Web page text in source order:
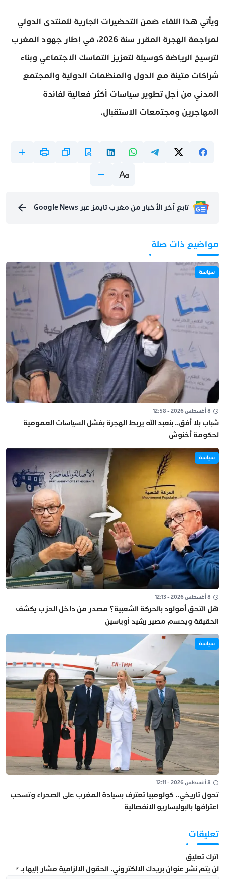
ويأتي هذا اللقاء ضمن التحضيرات الجارية للمنتدى الدولي
لمراجعة الهجرة المقرر سنة 2026، في إطار جهود المغرب
لترسيخ الرياضة كوسيلة لتعزيز التماسك الاجتماعي وبناء
شراكات متينة مع الدول والمنظمات الدولية والمجتمع
المدني من أجل تطوير سياسات أكثر فعالية لفائدة
المهاجرين ومجتمعات الاستقبال.
تابع آخر الأخبار من مغرب تايمز عبر Google News
مواضيع ذات صلة
سياسة
8 أغسطس 2026 - 12:58
شباب بلا أفق.. بنعبد الله يربط الهجرة بفشل السياسات العمومية
لحكومة أخنوش
سياسة
8 أغسطس 2026 - 12:13
هل التحق أمولود بالحركة الشعبية؟ مصدر من داخل الحزب يكشف
الحقيقة ويحسم مصير رشيد أوياسين
سياسة
8 أغسطس 2026 - 12:11
تحول تاريخي.. كولومبيا تعترف بسيادة المغرب على الصحراء وتسحب
اعترافها بالبوليساريو الانفصالية
تعليقات
اترك تعليق
لن يتم نشر عنوان بريدك الإلكتروني. الحقول الإلزامية مشار إليها بـ*